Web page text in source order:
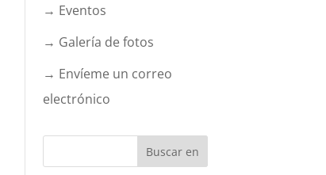
→ Eventos
→ Galería de fotos
→ Envíeme un correo
electrónico